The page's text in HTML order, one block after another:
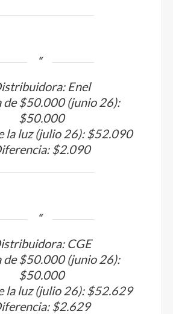
Enel
de $50.000 (junio 26):
$50.000
la luz (julio 26): $52.090
$2.090
CGE
de $50.000 (junio 26):
$50.000
la luz (julio 26): $52.629
$2.629